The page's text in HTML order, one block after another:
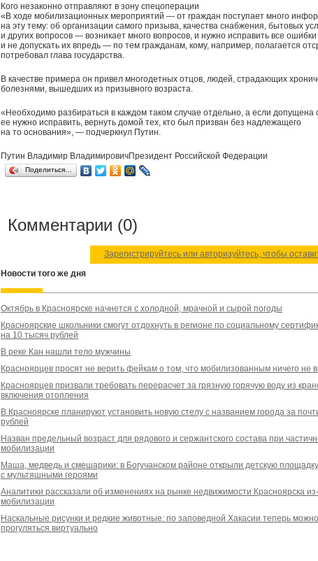
Кого незаконно отправляют в зону спецоперации
«В ходе мобилизационных мероприятий — от граждан поступает много
на эту тему: об организации самого призыва, качества снабжения, бытовых
и других вопросов — возникает много вопросов, и нужно исправить все ошибки
и не допускать их впредь — по тем гражданам, кому, например, полагается
потребовал глава государства.
В качестве примера он привел многодетных отцов, людей, страдающих
болезнями, вышедших из призывного возраста.
«Необходимо разбираться в каждом таком случае отдельно, а если допущена
ее нужно исправить, вернуть домой тех, кто был призван без надлежащего
на то основания», — подчеркнул Путин.
Путин Владимир ВладимировичПрезидент Российской Федерации
Поделиться…
Комментарии (0)
Зарегистрируйтесь или авторизуйтесь, чтобы
Новости того же дня
Октябрь в Красноярске начнется с холодной, мрачной и сырой погоды
Красноярские школьники смогут отдохнуть в регионе по социальному
на 10 тысяч рублей
В реке Кан нашли тело мужчины
Красноярцев просят не верить фейкам о том, что мобилизованным ничего не
Красноярцев призвали требовать перерасчет за грязную горячую воду из
включения отопления
В Красноярске планируют установить новую стелу с названием города за
рублей
Назван предельный возраст для рядового и сержантского состава при
мобилизации
Маша, медведь и смешарики: в Богучанском районе открыли детскую площадку
с мультяшными героями
Аналитики рассказали об изменениях на рынке недвижимости Красноярска
мобилизации
Наскальные рисунки и редкие животные: по заповедной Хакасии теперь можно
прогуляться виртуально